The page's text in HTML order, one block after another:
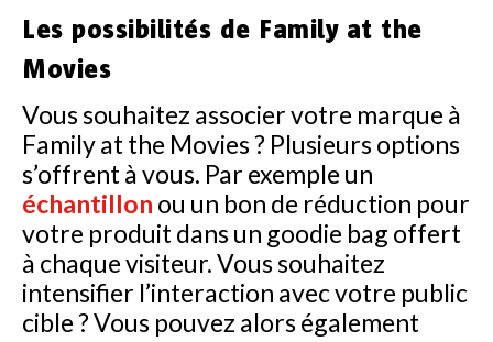
Les possibilités de Family at the
Movies
Vous souhaitez associer votre marque à
Family at the Movies ? Plusieurs options
s’offrent à vous. Par exemple un
échantillon ou un bon de réduction pour
votre produit dans un goodie bag offert
à chaque visiteur. Vous souhaitez
intensifier l’interaction avec votre public
cible ? Vous pouvez alors également